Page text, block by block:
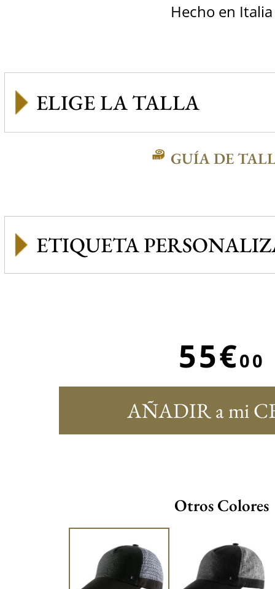
Hecho en Italia
GUÍA DE
ETIQUETA
55€00
AÑADIR a mi
Otros Colores